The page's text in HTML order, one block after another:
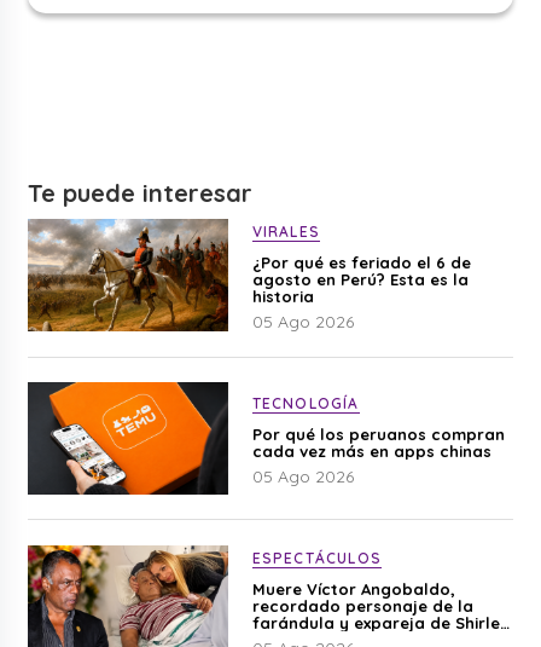
Te puede interesar
VIRALES
¿Por qué es feriado el 6 de
agosto en Perú? Esta es la
historia
05 Ago 2026
TECNOLOGÍA
Por qué los peruanos compran
cada vez más en apps chinas
05 Ago 2026
ESPECTÁCULOS
Muere Víctor Angobaldo,
recordado personaje de la
farándula y expareja de Shirley
Cherres